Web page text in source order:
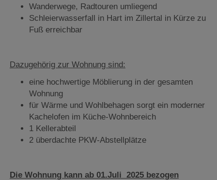
Wanderwege, Radtouren umliegend
Schleierwasserfall in Hart im Zillertal in Kürze zu
Fuß erreichbar
Dazugehörig zur Wohnung sind:
eine hochwertige Möblierung in der gesamten
Wohnung
für Wärme und Wohlbehagen sorgt ein moderner
Kachelofen im Küche-Wohnbereich
1 Kellerabteil
2 überdachte PKW-Abstellplätze
Die Wohnung kann ab 01.Juli 2025 bezogen